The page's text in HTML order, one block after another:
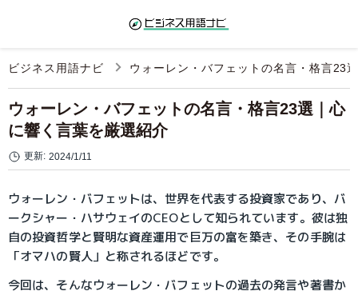
ビジネス用語ナビ ウォーレン・バフェットの名言・格言23
ウォーレン・バフェットの名言・格言23選｜心
に響く言葉を厳選紹介
更新: 2024/1/11
ウォーレン・バフェットは、世界を代表する投資家であり、バ
ークシャー・ハサウェイのCEOとして知られています。彼は独
自の投資哲学と賢明な資産運用で巨万の富を築き、その手腕は
「オマハの賢人」と称されるほどです。
今回は、そんなウォーレン・バフェットの過去の発言や著書か